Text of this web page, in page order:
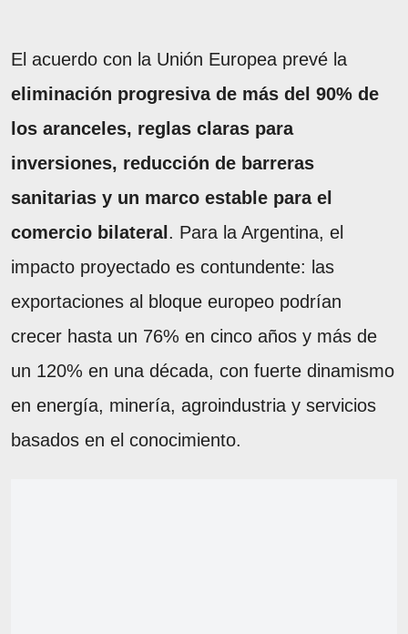
El acuerdo con la Unión Europea prevé la
eliminación progresiva de más del 90% de
los aranceles, reglas claras para
inversiones, reducción de barreras
sanitarias y un marco estable para el
comercio bilateral . Para la Argentina, el
impacto proyectado es contundente: las
exportaciones al bloque europeo podrían
crecer hasta un 76% en cinco años y más de
un 120% en una década, con fuerte dinamismo
en energía, minería, agroindustria y servicios
basados en el conocimiento.